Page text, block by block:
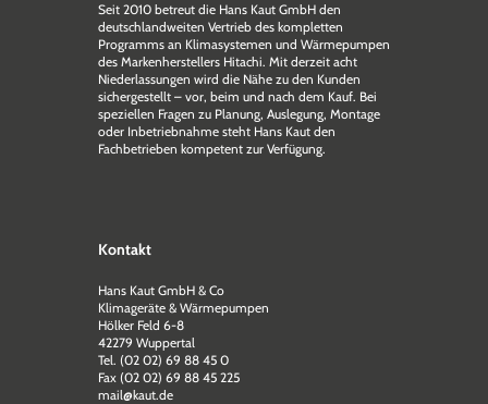
Seit 2010 betreut die Hans Kaut GmbH den
deutschlandweiten Vertrieb des kompletten
Programms an Klimasystemen und Wärmepumpen
des Markenherstellers Hitachi. Mit derzeit acht
Niederlassungen wird die Nähe zu den Kunden
sichergestellt – vor, beim und nach dem Kauf. Bei
speziellen Fragen zu Planung, Auslegung, Montage
oder Inbetriebnahme steht Hans Kaut den
Fachbetrieben kompetent zur Verfügung.
Kontakt
Hans Kaut GmbH & Co
Klimageräte & Wärmepumpen
Hölker Feld 6-8
42279 Wuppertal
Tel. (02 02) 69 88 45 0
Fax (02 02) 69 88 45 225
mail@kaut.de